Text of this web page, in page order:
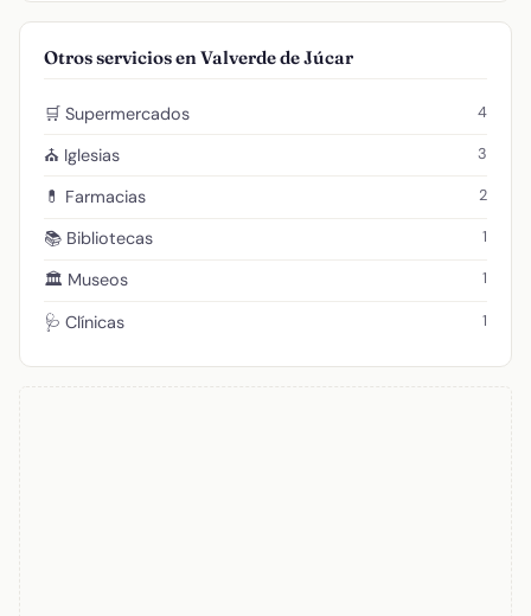
Otros servicios en Valverde de Júcar
🛒 Supermercados 4
⛪ Iglesias 3
💊 Farmacias 2
📚 Bibliotecas 1
🏛️ Museos 1
🩺 Clínicas 1